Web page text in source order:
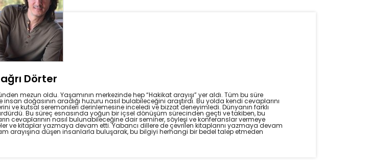
Dörter
mezun oldu. Yaşamının merkezinde hep “Hakikat arayışı” yer aldı. Tüm bu süre
doğasının aradığı huzuru nasıl bulabileceğini araştırdı. Bu yolda kendi cevaplarını
ve kutsal seremonileri derinlemesine inceledi ve bizzat deneyimledi. Dünyanın farklı
Bu süreç esnasında yoğun bir içsel dönüşüm sürecinden geçti ve takiben, bu
cevaplarının nasıl bulunabileceğine dair seminer, söyleşi ve konferanslar vermeye
ve kitaplar yazmaya devam etti. Yabancı dillere de çevrilen kitaplarını yazmaya devam
arayışına düşen insanlarla buluşarak, bu bilgiyi herhangi bir bedel talep etmeden